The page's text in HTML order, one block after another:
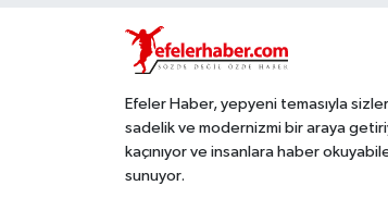
Efeler Haber, yepyeni temasıyla
sadelik ve modernizmi bir araya
kaçınıyor ve insanlara haber
sunuyor.